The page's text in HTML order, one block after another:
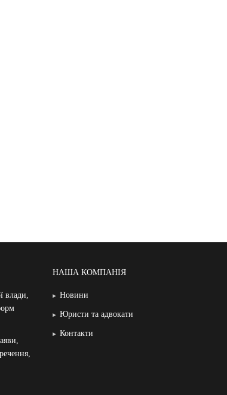
влади,
НАША КОМПАНІЯ
Новини
Юристи та адвокати
Контакти